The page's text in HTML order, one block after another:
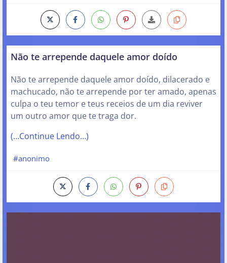
Não te arrepende daquele amor doído
Não te arrepende daquele amor doído, dilacerado e
machucado, não te arrepende por ter amado, apenas
culpa o teu temor e teus receios de um dia reviver
um outro amor que te traga dor.
(…Continue Lendo…)
#anonimo